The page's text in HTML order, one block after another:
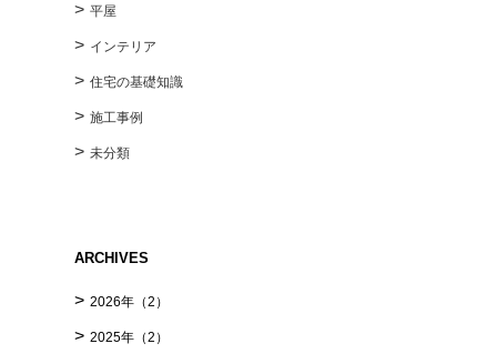
平屋
インテリア
住宅の基礎知識
施⼯事例
未分類
ARCHIVES
2026年 （2）
2025年 （2）